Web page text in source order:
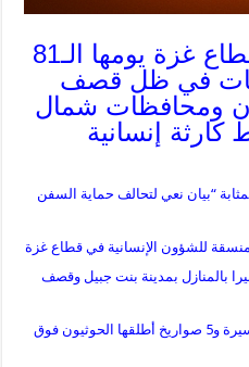
دخلت الحرب على قطاع غزة يومها الـ81
في ظل قصف
ومحافظات شمال
إنسانية
“بيان نعي لتحالف حماية السفن
للشؤون الإنسانية في قطاع غزة
بالمنازل بمدينة بنت جبيل وقصف
واشنطن تعلن إسقاط 12 طائرة مسيرة و5 صواريخ أطلقها الحوثيون فوق